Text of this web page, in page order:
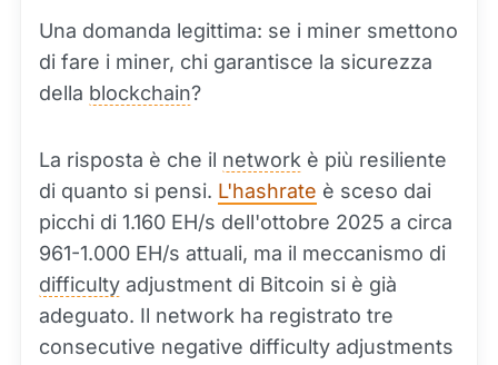
Una domanda legittima: se i miner smettono
di fare i miner, chi garantisce la sicurezza
della blockchain?
La risposta è che il network è più resiliente
di quanto si pensi. L'hashrate è sceso dai
picchi di 1.160 EH/s dell'ottobre 2025 a circa
961-1.000 EH/s attuali, ma il meccanismo di
difficulty adjustment di Bitcoin si è già
adeguato. Il network ha registrato tre
consecutive negative difficulty adjustments